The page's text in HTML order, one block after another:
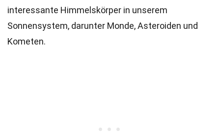
interessante Himmelskörper in unserem
Sonnensystem, darunter Monde, Asteroiden und
Kometen.